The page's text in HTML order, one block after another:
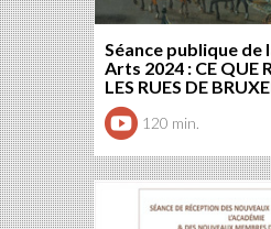
Séance publique de
Arts 2024 : CE QUE
LES RUES DE
120 min.